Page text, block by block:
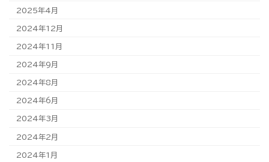
2025年4月
2024年12月
2024年11月
2024年9月
2024年8月
2024年6月
2024年3月
2024年2月
2024年1月